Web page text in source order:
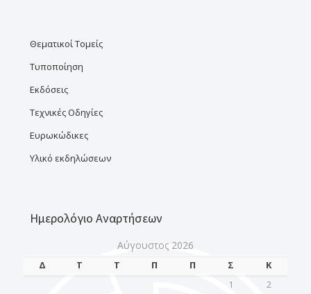
Θεματικοί Τομείς
Τυποποίηση
Εκδόσεις
Τεχνικές Οδηγίες
Ευρωκώδικες
Υλικό εκδηλώσεων
Ημερολόγιο Αναρτήσεων
Αύγουστος 2026
Δ Τ Τ Π Π Σ
Κ
1
2